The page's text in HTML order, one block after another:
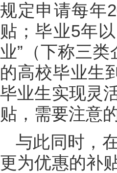
规定申请每年
贴；毕业5年
业”（下称三
的高校毕业生
毕业生实现灵
贴，需要注意
与此同时，
更为优惠的补